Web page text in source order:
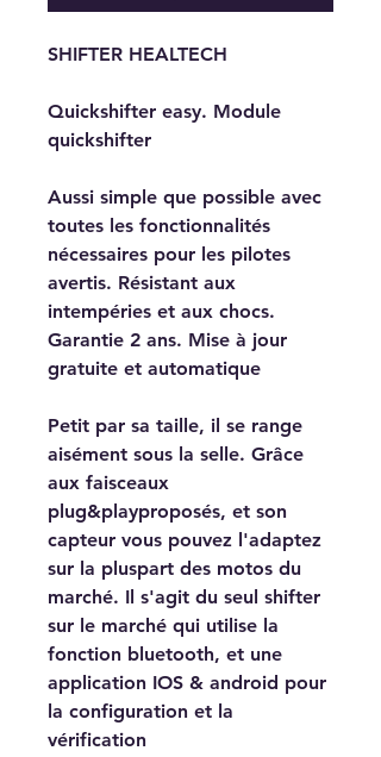
SHIFTER HEALTECH
Quickshifter easy. Module
quickshifter
Aussi simple que possible avec
toutes les fonctionnalités
nécessaires pour les pilotes
avertis. Résistant aux
intempéries et aux chocs.
Garantie 2 ans. Mise à jour
gratuite et automatique
Petit par sa taille, il se range
aisément sous la selle. Grâce
aux faisceaux
plug&playproposés, et son
capteur vous pouvez l'adaptez
sur la pluspart des motos du
marché. Il s'agit du seul shifter
sur le marché qui utilise la
fonction bluetooth, et une
application IOS & android pour
la configuration et la
vérification